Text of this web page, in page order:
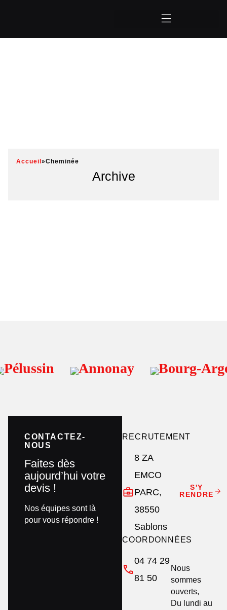
Accueil »Cheminée
Archive
Annonay Bourg-
CONTACTEZ-
NOUS
Faites dès
aujourd’hui votre
devis !
Nos équipes sont là
pour vous répondre !
RECRUTEMENT
8 ZA
EMCO
PARC,
38550
Sablons
S'Y
RENDRE
COORDONNÉES
04 74 29
81 50
Nous
sommes
ouverts,
Du lundi au